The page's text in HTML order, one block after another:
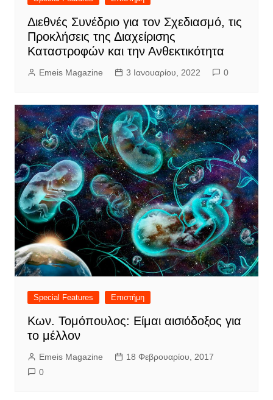
Διεθνές Συνέδριο για τον Σχεδιασμό, τις
Προκλήσεις της Διαχείρισης
Καταστροφών και την Ανθεκτικότητα
Emeis Magazine 3 Ιανουαρίου, 2022 0
Special Features Επιστήμη
Κων. Τομόπουλος: Είμαι αισιόδοξος για
το μέλλον
Emeis Magazine
18 Φεβρουαρίου, 2017
0